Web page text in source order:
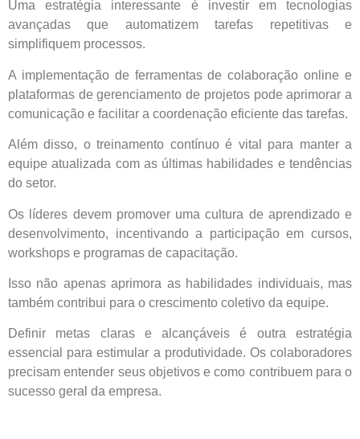
Uma estratégia interessante é investir em tecnologias
avançadas que automatizem tarefas repetitivas e
simplifiquem processos.
A implementação de ferramentas de colaboração online e
plataformas de gerenciamento de projetos pode aprimorar a
comunicação e facilitar a coordenação eficiente das tarefas.
Além disso, o treinamento contínuo é vital para manter a
equipe atualizada com as últimas habilidades e tendências
do setor.
Os líderes devem promover uma cultura de aprendizado e
desenvolvimento, incentivando a participação em cursos,
workshops e programas de capacitação.
Isso não apenas aprimora as habilidades individuais, mas
também contribui para o crescimento coletivo da equipe.
Definir metas claras e alcançáveis é outra estratégia
essencial para estimular a produtividade. Os colaboradores
precisam entender seus objetivos e como contribuem para o
sucesso geral da empresa.